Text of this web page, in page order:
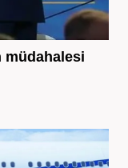
müdahalesi